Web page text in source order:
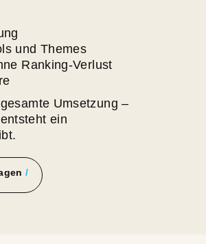
und Themes
Ranking-Verlust
Umsetzung –
ein